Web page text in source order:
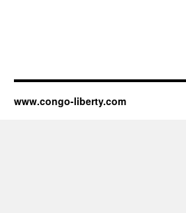
www.congo-liberty.com